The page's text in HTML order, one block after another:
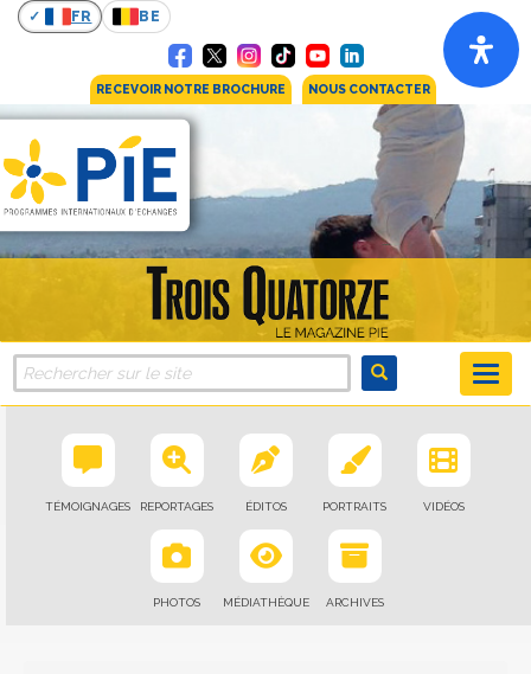
FR BE
RECEVOIR NOTRE BROCHURE NOUS CONTACTER
TÉMOIGNAGES REPORTAGES ÉDITOS PORTRAITS VIDÉOS
PHOTOS MÉDIATHÈQUE ARCHIVES